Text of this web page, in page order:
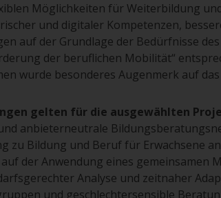
Möglichkeiten für Weiterbildung
und digitaler Kompetenzen,
auf der Grundlage der Bedürfnisse
der beruflichen Mobilität“
wurde besonderes Augenmerk auf
gelten für die ausgewählten
anbieterneutrale
zu Bildung und Beruf für Erwachsene
der Anwendung eines gemeinsamen
Analyse und zeitnaher
und geschlechtersensible